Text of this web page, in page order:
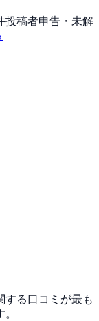
投稿者申告・未解
する口コミが最も